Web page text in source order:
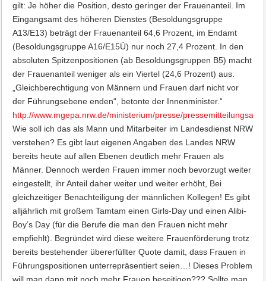
gilt: Je höher die Position, desto geringer der Frauenanteil. Im
Eingangsamt des höheren Dienstes (Besoldungsgruppe
A13/E13) beträgt der Frauenanteil 64,6 Prozent, im Endamt
(Besoldungsgruppe A16/E15Ü) nur noch 27,4 Prozent. In den
absoluten Spitzenpositionen (ab Besoldungsgruppen B5) macht
der Frauenanteil weniger als ein Viertel (24,6 Prozent) aus.
„Gleichberechtigung von Männern und Frauen darf nicht vor
der Führungsebene enden“, betonte der Innenminister.“
http://www.mgepa.nrw.de/ministerium/presse/
Wie soll ich das als Mann und Mitarbeiter im Landesdienst NRW
verstehen? Es gibt laut eigenen Angaben des Landes NRW
bereits heute auf allen Ebenen deutlich mehr Frauen als
Männer. Dennoch werden Frauen immer noch bevorzugt weiter
eingestellt, ihr Anteil daher weiter und weiter erhöht, Bei
gleichzeitiger Benachteiligung der männlichen Kollegen! Es gibt
alljährlich mit großem Tamtam einen Girls-Day und einen Alibi-
Boy’s Day (für die Berufe die man den Frauen nicht mehr
empfiehlt). Begründet wird diese weitere Frauenförderung trotz
bereits bestehender übererfüllter Quote damit, dass Frauen in
Führungspositionen unterrepräsentiert seien…! Dieses Problem